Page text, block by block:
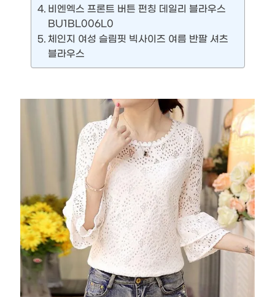
비엔엑스 프론트 버튼 펀칭 데일리 블라우스
BU1BL006L0
체인지 여성 슬림핏 빅사이즈 여름 반팔 셔츠
블라우스